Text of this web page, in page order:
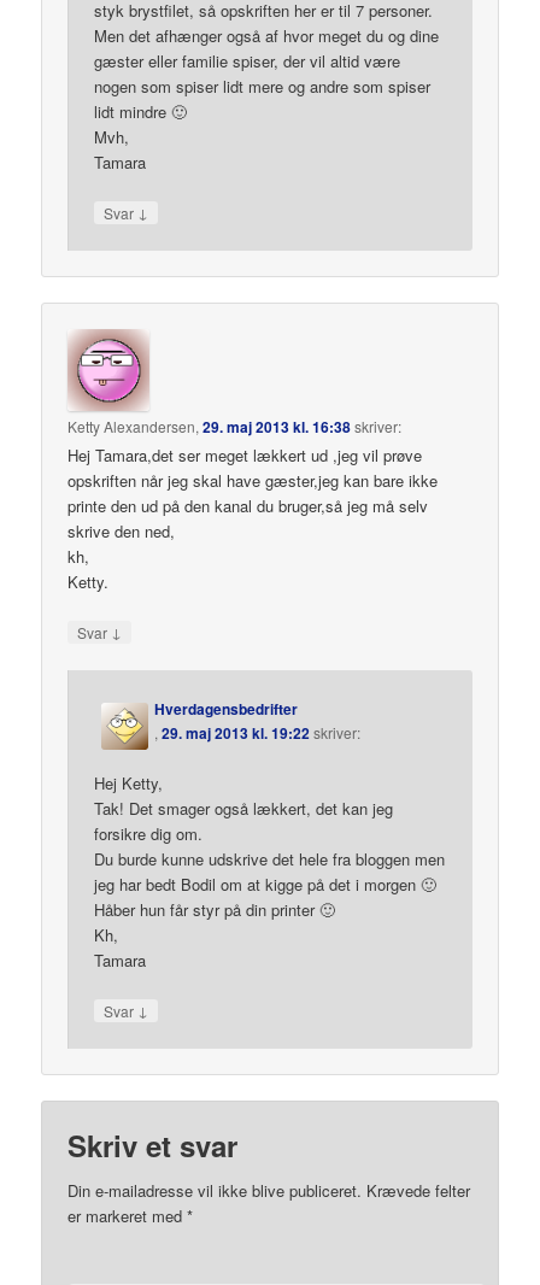
styk brystfilet, så opskriften her er til 7 personer.
Men det afhænger også af hvor meget du og dine
gæster eller familie spiser, der vil altid være
nogen som spiser lidt mere og andre som spiser
lidt mindre 🙂
Mvh,
Tamara
Svar ↓
Ketty Alexandersen,29. maj 2013 kl. 16:38skriver:
Hej Tamara,det ser meget lækkert ud ,jeg vil prøve
opskriften når jeg skal have gæster,jeg kan bare ikke
printe den ud på den kanal du bruger,så jeg må selv
skrive den ned,
kh,
Ketty.
Svar ↓
Hverdagensbedrifter
,29. maj 2013 kl. 19:22skriver:
Hej Ketty,
Tak! Det smager også lækkert, det kan jeg
forsikre dig om.
Du burde kunne udskrive det hele fra bloggen men
jeg har bedt Bodil om at kigge på det i morgen 🙂
Håber hun får styr på din printer 🙂
Kh,
Tamara
Svar ↓
Skriv et svar
Din e-mailadresse vil ikke blive publiceret. Krævede felter
er markeret med*